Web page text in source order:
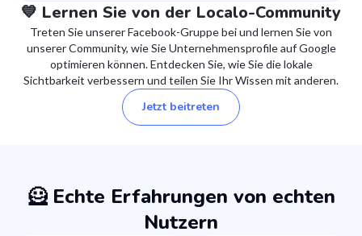
💙 Lernen Sie von der Localo-Community
Treten Sie unserer Facebook-Gruppe bei und lernen Sie von
unserer Community, wie Sie Unternehmensprofile auf Google
optimieren können. Entdecken Sie, wie Sie die lokale
Sichtbarkeit verbessern und teilen Sie Ihr Wissen mit anderen.
Jetzt beitreten
🦸 Echte Erfahrungen von echten
Nutzern